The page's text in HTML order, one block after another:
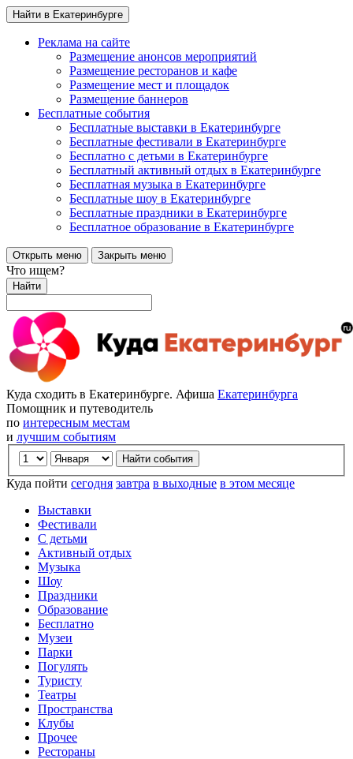
Найти в Екатеринбурге
Реклама на сайте
Размещение анонсов мероприятий
Размещение ресторанов и кафе
Размещение мест и площадок
Размещение баннеров
Бесплатные события
Бесплатные выставки в Екатеринбурге
Бесплатные фестивали в Екатеринбурге
Бесплатно с детьми в Екатеринбурге
Бесплатный активный отдых в Екатеринбурге
Бесплатная музыка в Екатеринбурге
Бесплатные шоу в Екатеринбурге
Бесплатные праздники в Екатеринбурге
Бесплатное образование в Екатеринбурге
Открыть меню Закрыть меню
Что ищем?
Найти
Куда сходить в Екатеринбурге. Афиша Екатеринбурга
Помощник и путеводитель
по интересным местам
и лучшим событиям
Куда пойти сегодня завтра в выходные в этом месяце
Выставки
Фестивали
С детьми
Активный отдых
Музыка
Шоу
Праздники
Образование
Бесплатно
Музеи
Парки
Погулять
Туристу
Театры
Пространства
Клубы
Прочее
Рестораны